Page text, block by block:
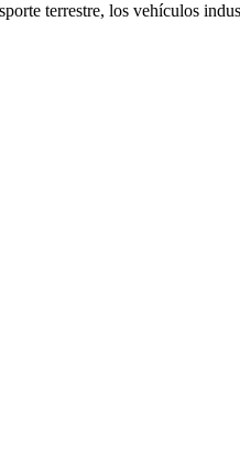
terrestre, los vehículos